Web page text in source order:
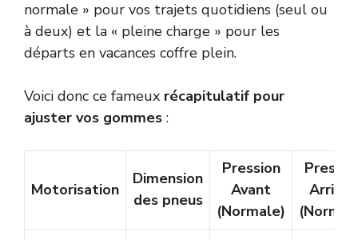
normale » pour vos trajets quotidiens (seul ou
à deux) et la « pleine charge » pour les
départs en vacances coffre plein.
Voici donc ce fameux récapitulatif pour
ajuster vos gommes :
Motorisation
Dimension
des pneus
Pression
Avant
(Normale)
Arrière